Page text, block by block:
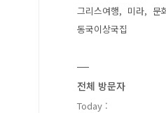
그리스여행
미라
문
동국이상국집
전체 방문자
Today :